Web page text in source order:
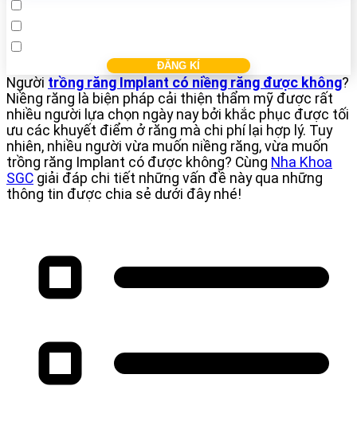
Người trồng răng Implant có niềng răng được không?
Niềng răng là biện pháp cải thiện thẩm mỹ được rất
nhiều người lựa chọn ngày nay bởi khắc phục được tối
ưu các khuyết điểm ở răng mà chi phí lại hợp lý. Tuy
nhiên, nhiều người vừa muốn niềng răng, vừa muốn
trồng răng Implant có được không? Cùng Nha Khoa
SGC giải đáp chi tiết những vấn đề này qua những
thông tin được chia sẻ dưới đây nhé!